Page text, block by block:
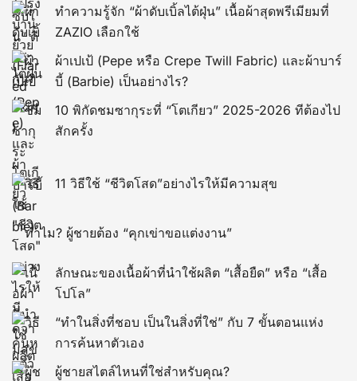
ทำความรู้จัก “ผ้าดับเบิ้ลไต้ฝุ่น” เนื้อผ้าสุดพรีเมียมที่
ZAZIO เลือกใช้
ผ้าเปเป้ (Pepe หรือ Crepe Twill Fabric) และผ้าบาร์
บี้ (Barbie) เป็นอย่างไร?
10 พิกัดชมซากุระที่ “โตเกียว” 2025-2026 ทีต้องไป
สักครั้ง
11 วิธีใช้ “ชีวิตโสด”อย่างไรให้มีความสุข
ทำไม? ผู้ชายต้อง “คุกเข่าขอแต่งงาน”
ลักษณะของเนื้อผ้าที่นำใช้ผลิต “เสื้อยืด” หรือ “เสื้อ
โปโล”
“ทำในสิ่งที่ชอบ เป็นในสิ่งที่ใช่” กับ 7 ขั้นตอนแห่ง
การค้นหาตัวเอง
ผู้ชายสไตล์ไหนที่ใช่สำหรับคุณ?